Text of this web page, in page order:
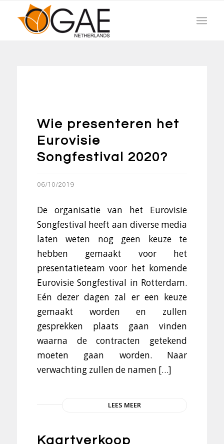
Wie presenteren het
Eurovisie
Songfestival 2020?
06/10/2019
De organisatie van het Eurovisie
Songfestival heeft aan diverse media
laten weten nog geen keuze te
hebben gemaakt voor het
presentatieteam voor het komende
Eurovisie Songfestival in Rotterdam.
Eén dezer dagen zal er een keuze
gemaakt worden en zullen
gesprekken plaats gaan vinden
waarna de contracten getekend
moeten gaan worden. Naar
verwachting zullen de namen […]
LEES MEER
Kaartverkoop